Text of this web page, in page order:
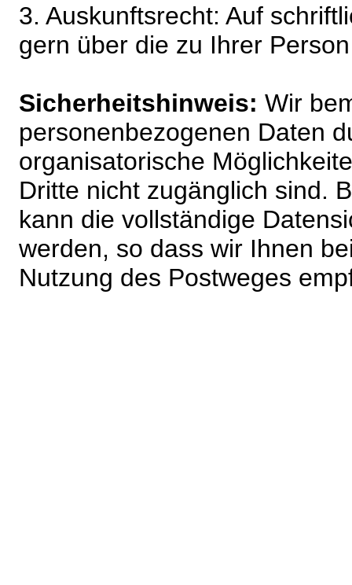
3. Auskunftsrecht: Auf
gern über die zu Ihrer
Sicherheitshinweis: Wir
personenbezogenen Daten
organisatorische
Dritte nicht zugänglich sind.
kann die vollständige
werden, so dass wir Ihnen
Nutzung des Postweges